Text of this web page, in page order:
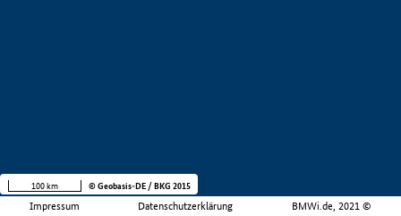
Impressum Datenschutzerklärung BMWi.de, 2021 ©
100 km © Geobasis-DE / BKG 2015